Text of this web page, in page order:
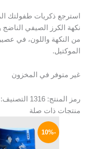
استرجع ذكريات طفولتك
نكهة الكرز الصيفي
من النكهة واللون، في
الموكتيل.
غير متوفر في المخزون
رمز المنتج: 1316 التصنيف:
منتجات ذات صلة
-10%
الأصلي
هو:
100 EGP.
هو:
90 EGP.